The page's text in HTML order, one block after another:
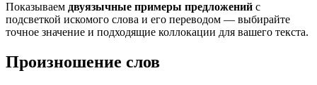
Показываем двуязычные примеры предложений с
подсветкой искомого слова и его переводом — выбирайте
точное значение и подходящие коллокации для вашего текста.
Произношение слов